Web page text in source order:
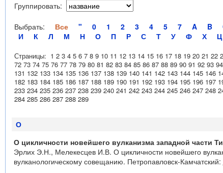
Группировать:
Выбрать: Все " 0 1 2 3 4 5 7 A B
И
К Л М Н О П Р С Т У Ф Х Ц
Страницы: 1 2 3 4 5 6 7 8 9 10 11 12 13 14 15 16 17 18 19 20 21 22
72 73 74 75 76 77 78 79 80 81 82 83 84 85 86 87 88 89 90 91 92 93 94
131 132 133 134 135 136 137 138 139 140 141 142 143 144 145 146
182 183 184 185 186 187 188 189 190 191 192 193 194 195 196 197
233 234 235 236 237 238 239 240 241 242 243 244 245 246 247 248
284 285 286 287 288 289
О
О цикличности новейшего вулканизма западной части
Эрлих Э.Н., Мелекесцев И.В. О цикличности новейшего
вулканологическому совещанию. Петропавловск-